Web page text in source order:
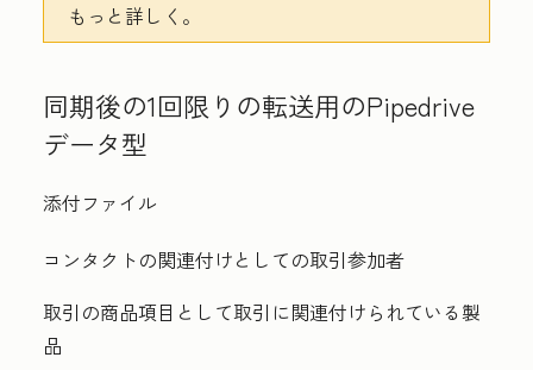
もっと詳しく。
同期後の1回限りの転送用のPipedrive
データ型
添付ファイル
コンタクトの関連付けとしての取引参加者
取引の商品項目として取引に関連付けられている製
品